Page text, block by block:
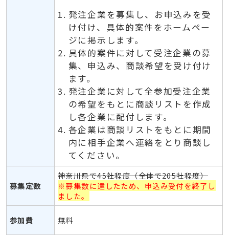
発注企業を募集し、お申込みを受
け付け、具体的案件をホームペー
ジに掲示します。
具体的案件に対して受注企業の募
集、申込み、商談希望を受け付け
ます。
発注企業に対して全参加受注企業
の希望をもとに商談リストを作成
し各企業に配付します。
各企業は商談リストをもとに期間
内に相手企業へ連絡をとり商談し
てください。
募集定数
神奈川県で45社程度（全体で205社程度）
※募集数に達したため、申込み受付を終了し
ました。
参加費 無料